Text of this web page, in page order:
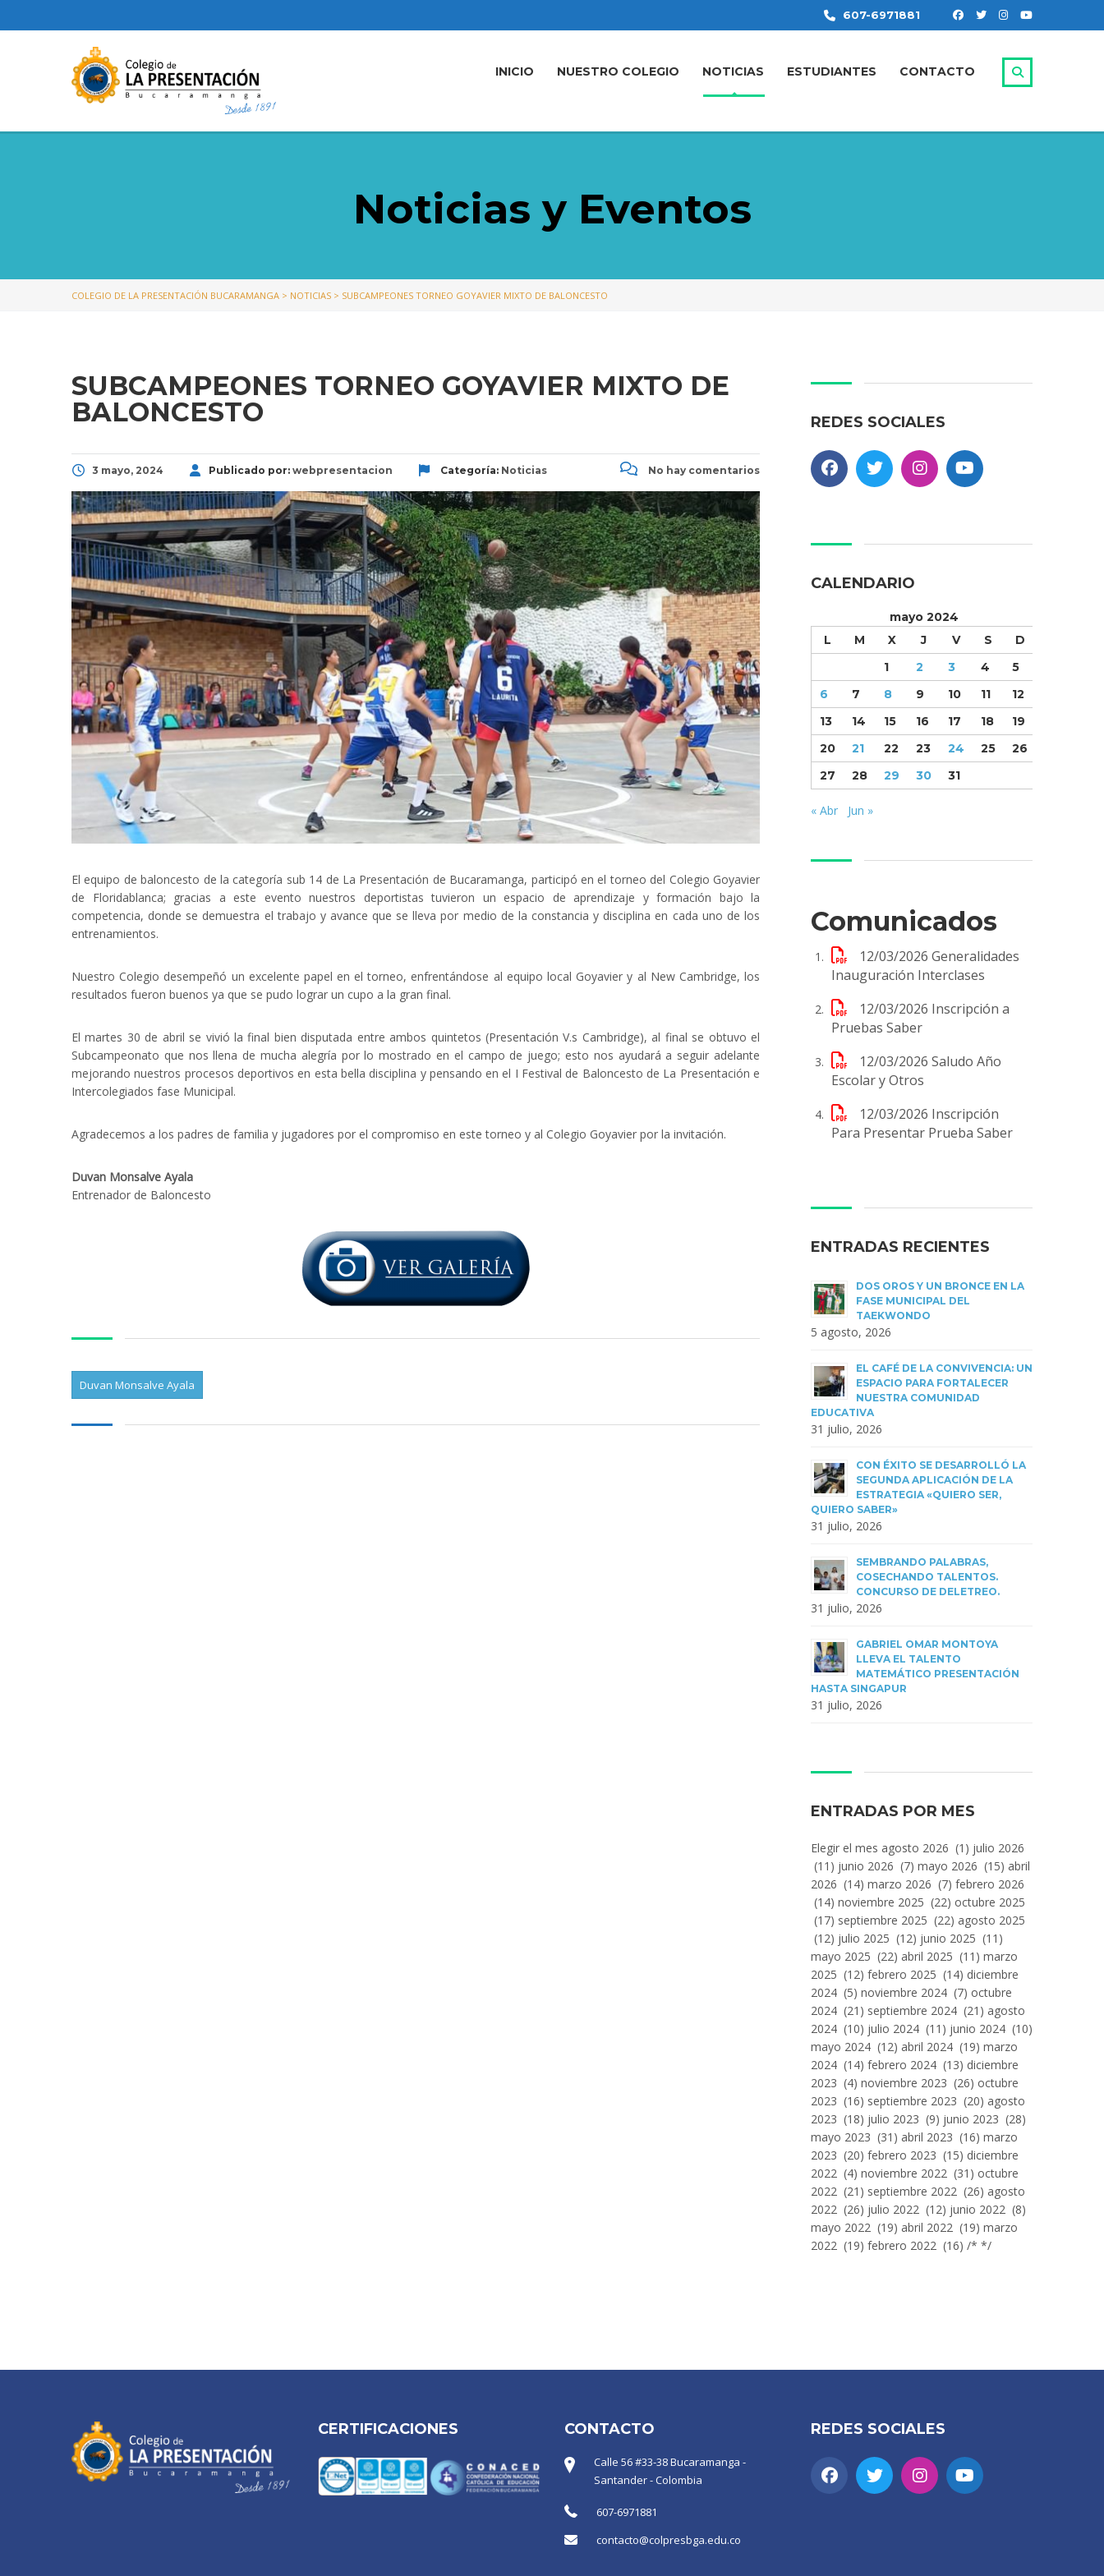
607-6971881
INICIO NUESTRO COLEGIO NOTICIAS ESTUDIANTES CONTACTO
Noticias y Eventos
COLEGIO DE LA PRESENTACIÓN BUCARAMANGA > NOTICIAS > SUBCAMPEONES TORNEO GOYAVIER MIXTO DE BALONCESTO
SUBCAMPEONES TORNEO GOYAVIER MIXTO DE
BALONCESTO
3 mayo, 2024 Publicado por: webpresentacion Categoría: Noticias No hay comentarios
El equipo de baloncesto de la categoría sub 14 de La Presentación de Bucaramanga, participó en el torneo del Colegio Goyavier
de Floridablanca; gracias a este evento nuestros deportistas tuvieron un espacio de aprendizaje y formación bajo la
competencia, donde se demuestra el trabajo y avance que se lleva por medio de la constancia y disciplina en cada uno de los
entrenamientos.
Nuestro Colegio desempeñó un excelente papel en el torneo, enfrentándose al equipo local Goyavier y al New Cambridge, los
resultados fueron buenos ya que se pudo lograr un cupo a la gran final.
El martes 30 de abril se vivió la final bien disputada entre ambos quintetos (Presentación V.s Cambridge), al final se obtuvo el
Subcampeonato que nos llena de mucha alegría por lo mostrado en el campo de juego; esto nos ayudará a seguir adelante
mejorando nuestros procesos deportivos en esta bella disciplina y pensando en el I Festival de Baloncesto de La Presentación e
Intercolegiados fase Municipal.
Agradecemos a los padres de familia y jugadores por el compromiso en este torneo y al Colegio Goyavier por la invitación.
Duvan Monsalve Ayala
Entrenador de Baloncesto
Duvan Monsalve Ayala
REDES SOCIALES
CALENDARIO
mayo 2024
L
M X J V S
D
1
2 3 4
5
6
7 8 9 10 11
12
13
14 15 16 17 18
19
20
21 22 23 24 25
26
27
28 29 30 31
« Abr Jun »
Comunicados
12/03/2026 Generalidades
Inauguración Interclases
12/03/2026 Inscripción a
Pruebas Saber
12/03/2026 Saludo Año
Escolar y Otros
12/03/2026 Inscripción
Para Presentar Prueba Saber
ENTRADAS RECIENTES
DOS OROS Y UN BRONCE EN LA
FASE MUNICIPAL DEL
TAEKWONDO
5 agosto, 2026
EL CAFÉ DE LA CONVIVENCIA: UN
ESPACIO PARA FORTALECER
NUESTRA COMUNIDAD
EDUCATIVA
31 julio, 2026
CON ÉXITO SE DESARROLLÓ LA
SEGUNDA APLICACIÓN DE LA
ESTRATEGIA «QUIERO SER,
QUIERO SABER»
31 julio, 2026
SEMBRANDO PALABRAS,
COSECHANDO TALENTOS.
CONCURSO DE DELETREO.
31 julio, 2026
GABRIEL OMAR MONTOYA
LLEVA EL TALENTO
MATEMÁTICO PRESENTACIÓN
HASTA SINGAPUR
31 julio, 2026
ENTRADAS POR MES
Entradas
Por
Mes
Elegir el mes agosto 2026 (1) julio 2026
(11) junio 2026 (7) mayo 2026 (15) abril
2026 (14) marzo 2026 (7) febrero 2026
(14) noviembre 2025 (22) octubre 2025
(17) septiembre 2025 (22) agosto 2025
(12) julio 2025 (12) junio 2025 (11)
mayo 2025 (22) abril 2025 (11) marzo
2025 (12) febrero 2025 (14) diciembre
2024 (5) noviembre 2024 (7) octubre
2024 (21) septiembre 2024 (21) agosto
2024 (10) julio 2024 (11) junio 2024 (10)
mayo 2024 (12) abril 2024 (19) marzo
2024 (14) febrero 2024 (13) diciembre
2023 (4) noviembre 2023 (26) octubre
2023 (16) septiembre 2023 (20) agosto
2023 (18) julio 2023 (9) junio 2023 (28)
mayo 2023 (31) abril 2023 (16) marzo
2023 (20) febrero 2023 (15) diciembre
2022 (4) noviembre 2022 (31) octubre
2022 (21) septiembre 2022 (26) agosto
2022 (26) julio 2022 (12) junio 2022 (8)
mayo 2022 (19) abril 2022 (19) marzo
2022 (19) febrero 2022 (16) /* */
CERTIFICACIONES CONTACTO
Calle 56 #33-38 Bucaramanga -
Santander - Colombia
607-6971881
contacto@colpresbga.edu.co
REDES SOCIALES